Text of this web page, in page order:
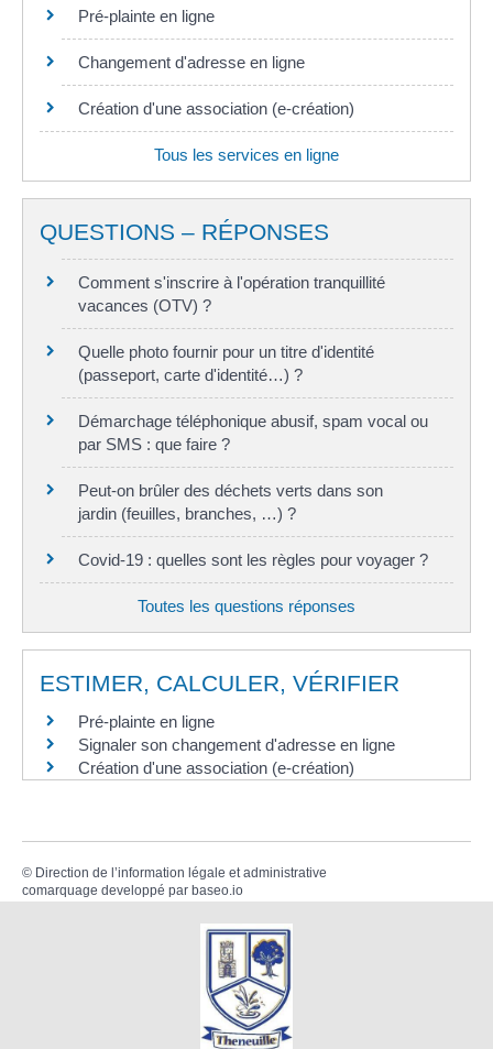
Pré-plainte en ligne
Changement d'adresse en ligne
Création d'une association (e-création)
Tous les services en ligne
QUESTIONS – RÉPONSES
Comment s'inscrire à l'opération tranquillité
vacances (OTV) ?
Quelle photo fournir pour un titre d'identité
(passeport, carte d'identité…) ?
Démarchage téléphonique abusif, spam vocal ou
par SMS : que faire ?
Peut-on brûler des déchets verts dans son
jardin (feuilles, branches, …) ?
Covid-19 : quelles sont les règles pour voyager ?
Toutes les questions réponses
ESTIMER, CALCULER, VÉRIFIER
Pré-plainte en ligne
Signaler son changement d'adresse en ligne
Création d'une association (e-création)
© Direction de l’information légale et administrative
comarquage developpé par baseo.io